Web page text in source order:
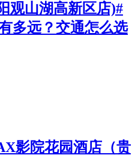
观山湖高新区店)#
多远？交通怎么选
影院花园酒店（贵